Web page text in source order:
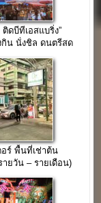
ดบีทีเอสแบริ่ง”
กิน นั่งชิล ดนตรีสด
อร์ พื้นที่เช่าต้น
ยวัน – รายเดือน)